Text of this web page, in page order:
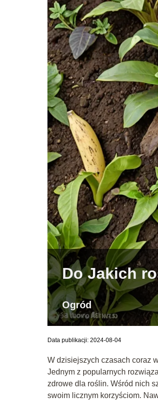
Do Jakich
Ogród
Data publikacji: 2024-08-04
W dzisiejszych czasach coraz
Jednym z popularnych
zdrowe dla roślin. Wśród nich
swoim licznym korzyściom.